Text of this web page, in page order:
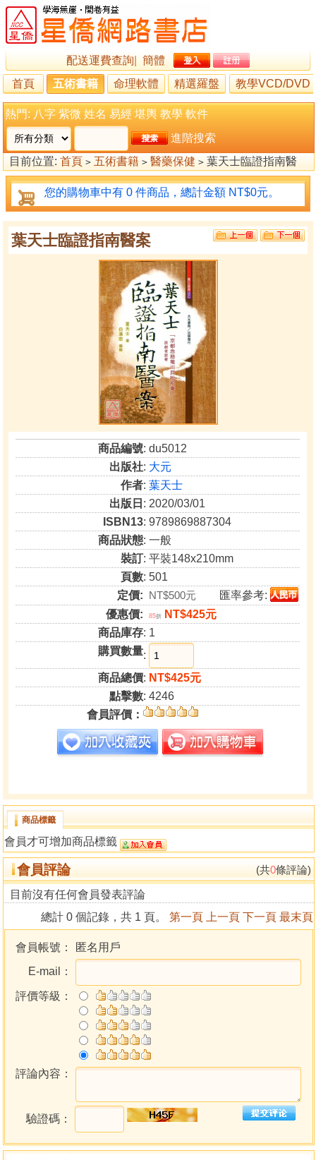
配送運費查詢
簡體
首頁
五術書籍 命理軟體 精選羅盤 教學VCD/DVD
熱門: 八字 紫微 姓名 易經 堪輿 教學 軟件
進階搜索
目前位置: 首頁 > 五術書籍 > 醫藥保健 > 葉天士臨證指南醫
案
您的購物車中有 0 件商品，總計金額 NT$0元。
葉天士臨證指南醫案
商品編號: du5012
出版社: 大元
作者:葉天士
出版日 : 2020/03/01
ISBN13: 9789869887304
商品狀態: 一般
裝訂: 平裝148x210mm
頁數: 501
定價: NT$500元
匯率參考:
優惠價:
85折
NT$425元
商品庫存: 1
購買數量:
商品總價: NT$425元
點擊數: 4246
會員評價：
商品標籤
會員才可增加商品標籤
會員評論 (共0條評論)
目前沒有任何會員發表評論
總計 0 個記錄，共 1 頁。 第一頁 上一頁 下一頁 最末頁
會員帳號：
匿名用戶
E-mail：
評價等級：
評論內容：
驗證碼：